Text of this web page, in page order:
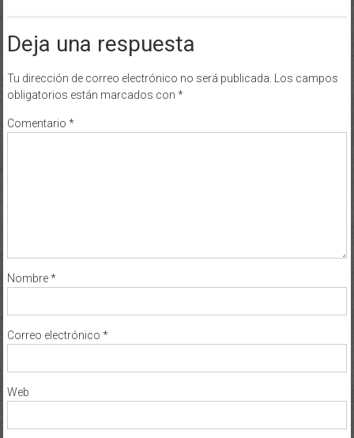
Deja una respuesta
Tu dirección de correo electrónico no será publicada. Los campos
obligatorios están marcados con *
Comentario *
Nombre*
Correo electrónico *
Web